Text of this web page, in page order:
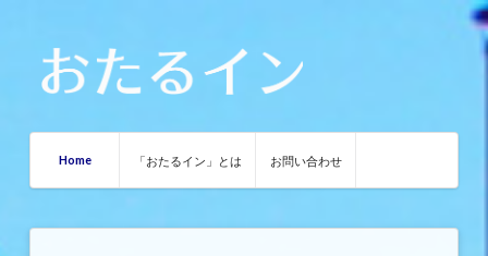
Home 「おたるイン」とは お問い合わせ